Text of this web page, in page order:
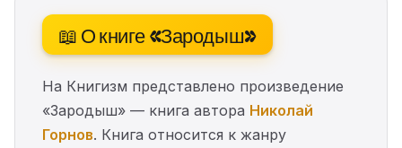
📖 О книге «Зародыш»
На Книгизм представлено произведение
«Зародыш» — книга автора Николай
Горнов. Книга относится к жанру